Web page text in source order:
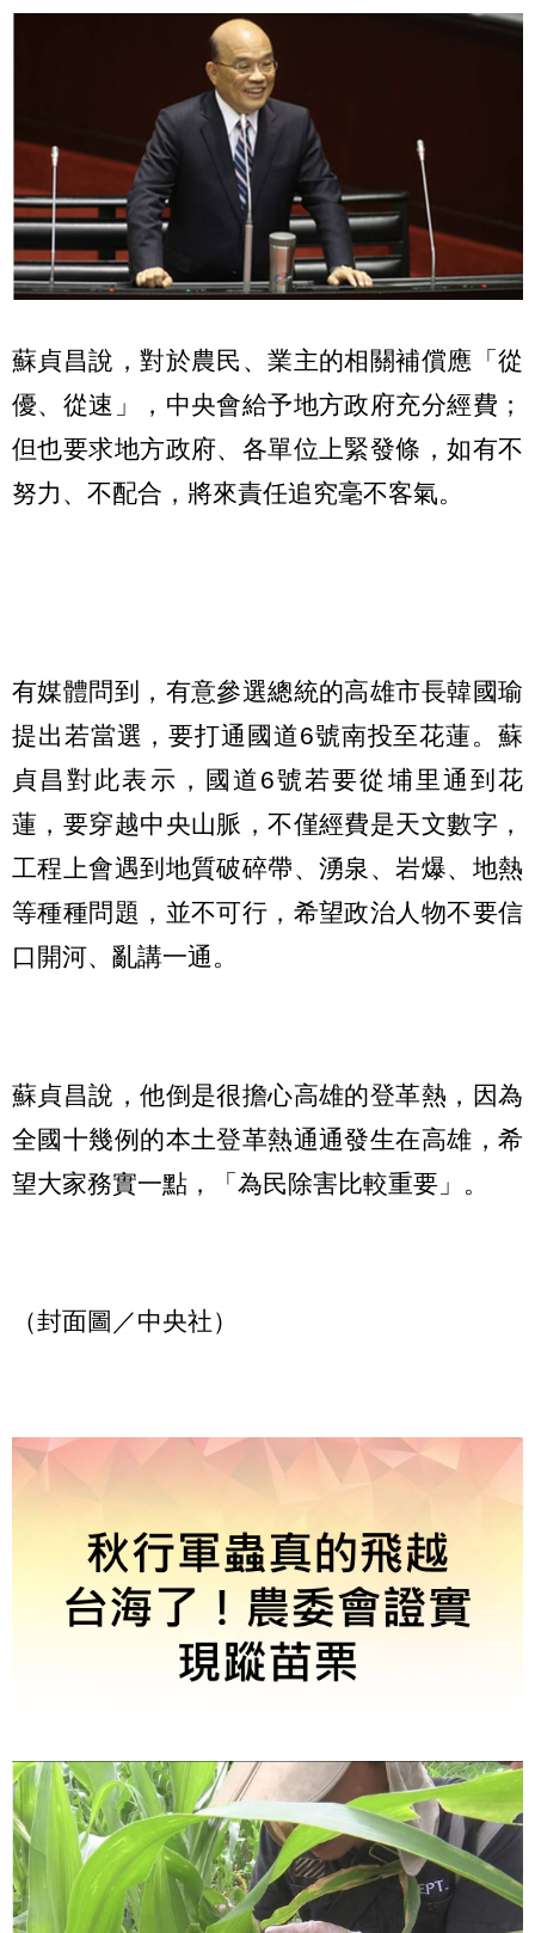
蘇貞昌說，對於農民、業主的相關補償應「從
優、從速」，中央會給予地方政府充分經費；
但也要求地方政府、各單位上緊發條，如有不
努力、不配合，將來責任追究毫不客氣。
有媒體問到，有意參選總統的高雄市長韓國瑜
提出若當選，要打通國道6號南投至花蓮。蘇
貞昌對此表示，國道6號若要從埔里通到花
蓮，要穿越中央山脈，不僅經費是天文數字，
工程上會遇到地質破碎帶、湧泉、岩爆、地熱
等種種問題，並不可行，希望政治人物不要信
口開河、亂講一通。
蘇貞昌說，他倒是很擔心高雄的登革熱，因為
全國十幾例的本土登革熱通通發生在高雄，希
望大家務實一點，「為民除害比較重要」。
（封面圖／中央社）